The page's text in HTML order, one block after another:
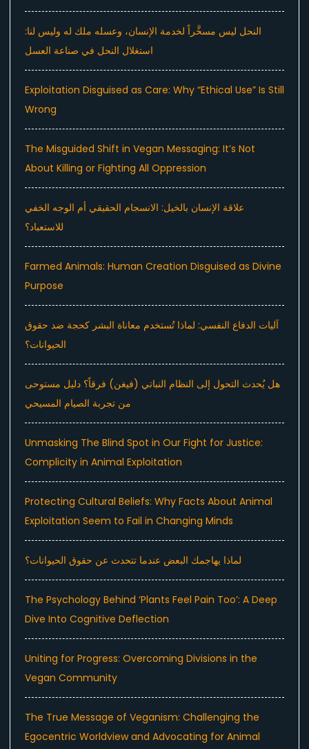
النحل ليس مسخَّراً لخدمة الإنسان، وعسله ملك له وليس لنا:
استغلال النحل في صناعة العسل
Exploitation Disguised as Care: Why “Ethical Use” Is Still
Wrong
The Misguided Shift in Vegan Messaging: It’s Not
About Killing or Fighting All Oppression
علاقة الإنسان بالخيل: الانسجام الحقيقي أم الوجه الخفي
للاستعباد؟
Farmed Animals: Human Creation Disguised as Divine
Purpose
آليات الدفاع النفسي: لماذا تُستخدم معاناة البشر كحجة ضد حقوق
الحيوانات؟
هل يُحدث التحول إلى النظام النباتي (فيغن) فرقاً؟ دليل مستوحى
من تجربة الصيام المسيحي
Unmasking The Blind Spot in Our Fight for Justice:
Complicity in Animal Exploitation
Protecting Cultural Beliefs: Why Facts About Animal
Exploitation Seem to Fail in Changing Minds
لماذا يهاجمك البعض عندما تتحدث عن حقوق الحيوانات؟
The Psychology Behind ‘Plants Feel Pain Too’: A Deep
Dive Into Cognitive Deflection
Uniting for Progress: Overcoming Divisions in the
Vegan Community
The True Message of Veganism: Challenging the
Egocentric Worldview and Advocating for Animal